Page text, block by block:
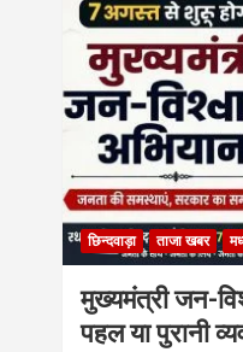
छिन्दवाड़ा ताजा खबर
मुख्यमंत्री जन-
पहल या पुरानी